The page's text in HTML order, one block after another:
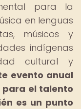
para la
en lenguas
músicos y
indígenas
cultural y
evento anual
para el talento
es un punto